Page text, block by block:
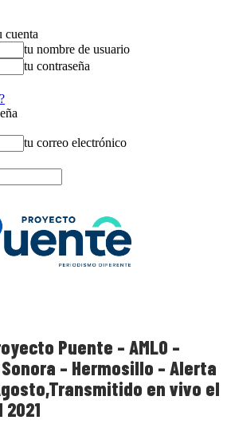
cuenta
tu nombre de usuario
tu contraseña
tu correo electrónico
Puente – AMLO –
– Hermosillo – Alerta
en vivo el